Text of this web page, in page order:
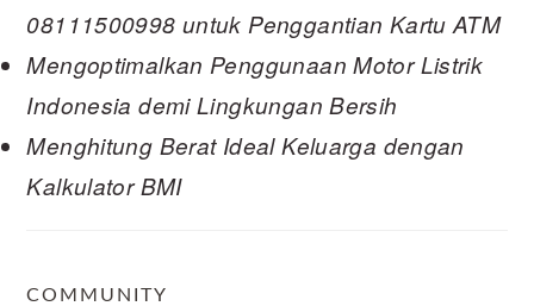
08111500998 untuk Penggantian Kartu ATM
Mengoptimalkan Penggunaan Motor Listrik
Indonesia demi Lingkungan Bersih
Menghitung Berat Ideal Keluarga dengan
Kalkulator BMI
COMMUNITY